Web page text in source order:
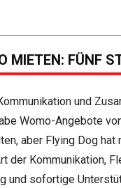
MIETEN: FÜNF
und
Womo-Angebote
aber Flying Dog hat
der Kommunikation,
und sofortige